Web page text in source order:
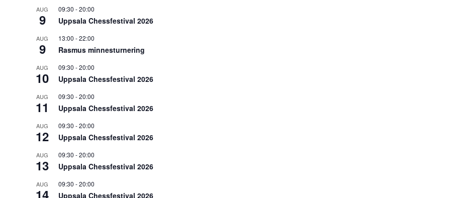
AUG
9
09:30 -20:00
Uppsala Chessfestival 2026
AUG
9
13:00 -22:00
Rasmus minnesturnering
AUG
10
09:30 -20:00
Uppsala Chessfestival 2026
AUG
11
09:30 -20:00
Uppsala Chessfestival 2026
AUG
12
09:30 -20:00
Uppsala Chessfestival 2026
AUG
13
09:30 -20:00
Uppsala Chessfestival 2026
AUG
14
09:30 -20:00
Uppsala Chessfestival 2026